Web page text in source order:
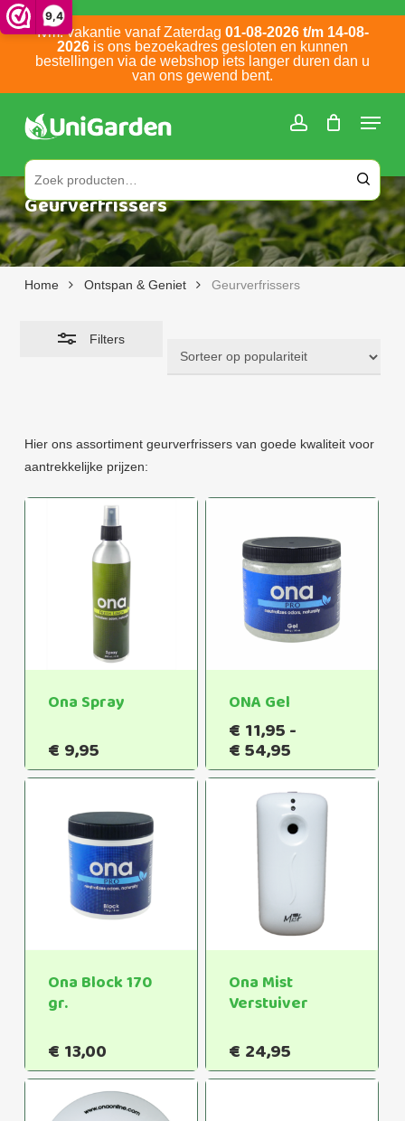
9,4
Skip
to
Ivm. vakantie vanaf Zaterdag 01-08-2026 t/m 14-08-
2026 is ons bezoekadres gesloten en kunnen
bestellingen via de webshop iets langer duren dan u
van ons gewend bent.
Geurverfrissers
Home Ontspan & Geniet Geurverfrissers
Filters
Close
Filters
Hier ons assortiment geurverfrissers van goede kwaliteit voor
aantrekkelijke prijzen:
Ona Spray
€ 9,95
ONA Gel
€ 11,95-
€54,95
€11,95
tot
€54,95
Ona Block 170
gr.
€ 13,00
Ona Mist
Verstuiver
€ 24,95